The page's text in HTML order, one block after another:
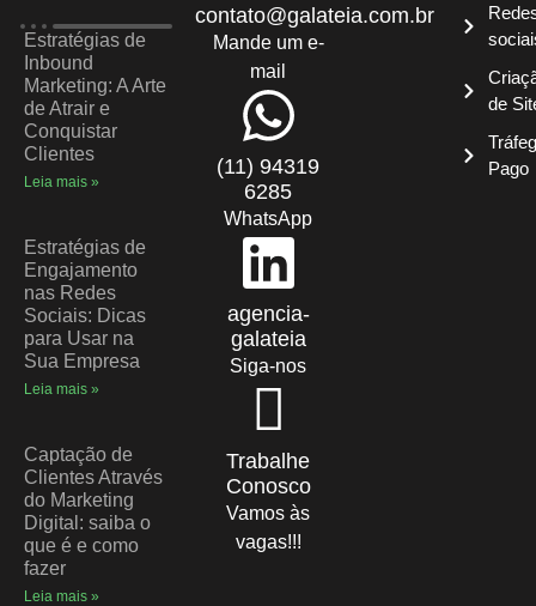
Estratégias de
Inbound
Marketing: A Arte
de Atrair e
Conquistar
Clientes
Leia mais »
Estratégias de
Engajamento
nas Redes
Sociais: Dicas
para Usar na
Sua Empresa
Leia mais »
Captação de
Clientes Através
do Marketing
Digital: saiba o
que é e como
fazer
Leia mais »
contato@galateia.com.br
Mande um e-
mail
(11) 94319
6285
WhatsApp
agencia-
galateia
Siga-nos
Trabalhe
Conosco
Vamos às
vagas!!!
de
Pago